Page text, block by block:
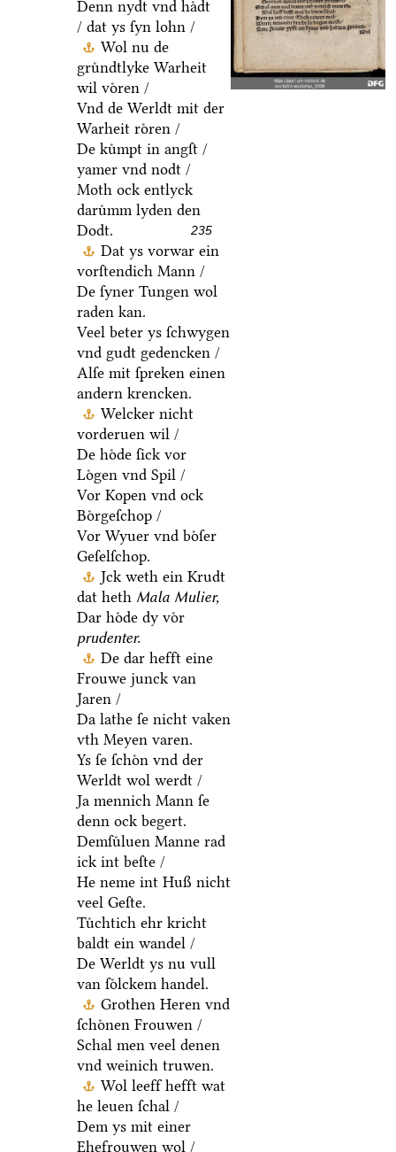
Denn nydt vnd haͤdt
/ dat ys ſyn lohn /
Wol nu de
gruͤndtlyke Warheit
wil voͤren /
Vnd de Werldt mit der
Warheit roͤren /
De kuͤmpt in angſt /
yamer vnd nodt /
Moth ock entlyck
daruͤmm lyden den
Dodt.
235
Dat ys vorwar ein
vorſtendich Mann /
De ſyner Tungen wol
raden kan.
Veel beter ys ſchwygen
vnd gudt gedencken /
Alſe mit ſpreken einen
andern krencken.
Welcker nicht
vorderuen wil /
De hoͤde ſick vor
Loͤgen vnd Spil /
Vor Kopen vnd ock
Boͤrgeſchop /
Vor Wyuer vnd boͤſer
Geſelſchop.
Jck weth ein Krudt
dat heth Mala Mulier,
Dar hoͤde dy voͤr
prudenter.
De dar hefft eine
Frouwe junck van
Jaren /
Da lathe ſe nicht vaken
vth Meyen varen.
Ys ſe ſchoͤn vnd der
Werldt wol werdt /
Ja mennich Mann ſe
denn ock begert.
Demſuͤluen Manne rad
ick int beſte /
He neme int Huß nicht
veel Geſte.
Tuͤchtich ehr kricht
baldt ein wandel /
De Werldt ys nu vull
van ſoͤlckem handel.
Grothen Heren vnd
ſchoͤnen Frouwen /
Schal men veel denen
vnd weinich truwen.
Wol leeff hefft wat
he leuen ſchal /
Dem ys mit einer
Ehefrouwen wol /